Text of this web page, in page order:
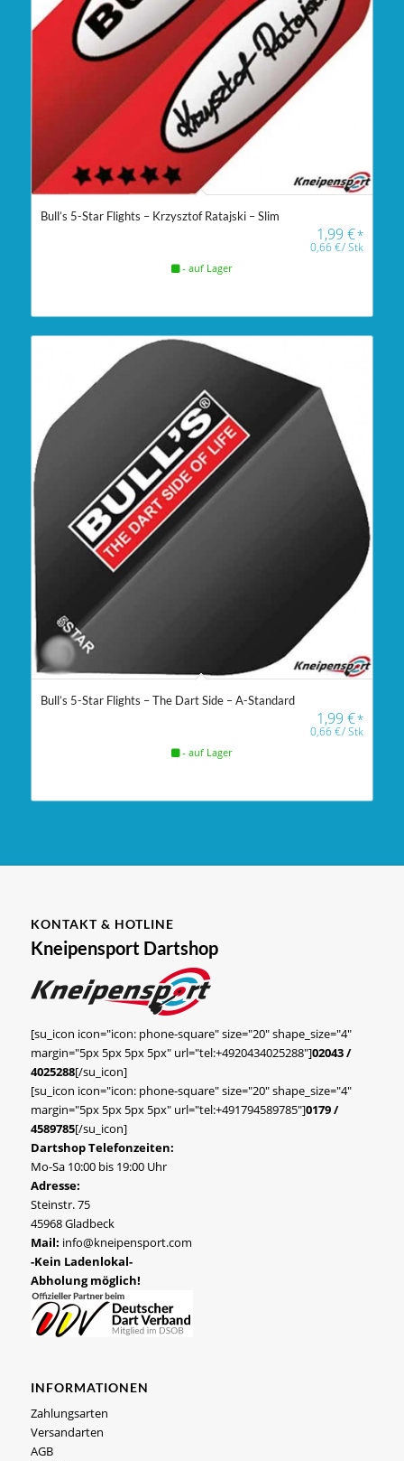
Bull’s 5-Star Flights – Krzysztof Ratajski – Slim
1,99€*
0,66€/Stk
- auf Lager
Bull’s 5-Star Flights – The Dart Side – A-Standard
1,99€*
0,66€/Stk
- auf Lager
KONTAKT & HOTLINE
Kneipensport Dartshop
[su_icon icon="icon: phone-square" size="20" shape_size="4"
margin="5px 5px 5px 5px" url="tel:+4920434025288"]02043 /
4025288[/su_icon]
[su_icon icon="icon: phone-square" size="20" shape_size="4"
margin="5px 5px 5px 5px" url="tel:+491794589785"]0179 /
4589785[/su_icon]
Dartshop Telefonzeiten:
Mo-Sa 10:00 bis 19:00 Uhr
Adresse:
Steinstr. 75
45968 Gladbeck
Mail: info@kneipensport.com
-Kein Ladenlokal-
Abholung möglich!
INFORMATIONEN
Zahlungsarten
Versandarten
AGB